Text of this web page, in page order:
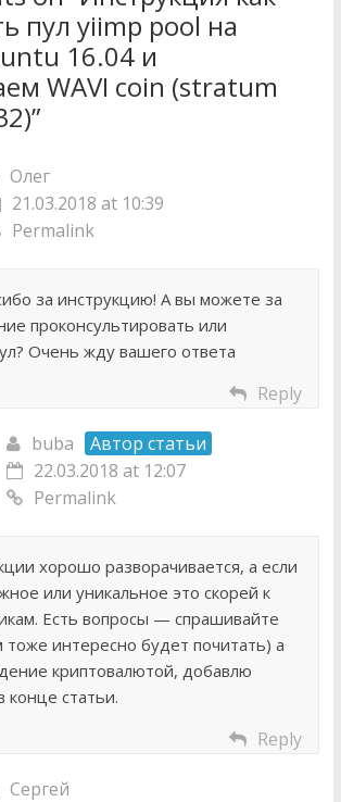
пул yiimp pool на
16.04 и
WAVI coin (stratum
”
Олег
21.03.2018 at 10:39
Permalink
за инструкцию! А вы можете за
проконсультировать или
Очень жду вашего ответа
Reply
buba
Автор статьи
22.03.2018 at 12:07
Permalink
хорошо разворачивается, а если
или уникальное это скорей к
Есть вопросы — спрашивайте
тоже интересно будет почитать) а
криптовалютой, добавлю
конце статьи.
Reply
Сергей